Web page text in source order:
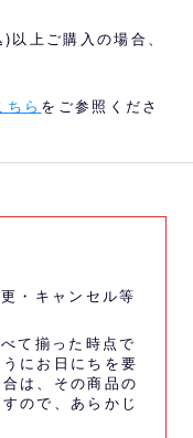
上ご購入の場合、
ちら をご参照くださ
・キャンセル等
て揃った時点で
にお日にちを要
は、その商品の
ので、あらかじ